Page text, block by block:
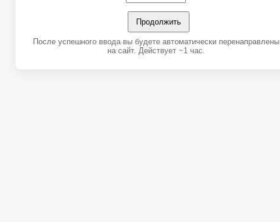
Продолжить
После успешного ввода вы будете автоматически перенаправлены
на сайт. Действует ~1 час.